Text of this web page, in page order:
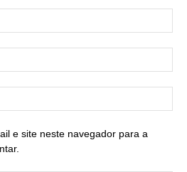
e site neste navegador para a